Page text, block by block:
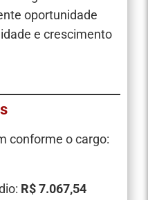
oportunidade
e crescimento
conforme o cargo:
R$ 7.067,54